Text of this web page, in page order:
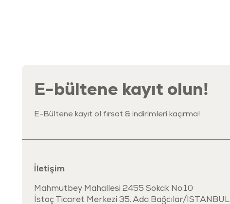
E-bültene kayıt olun!
E-Bültene kayıt ol fırsat & indirimleri kaçırma!
İletişim
Mahmutbey Mahallesi 2455 Sokak No:10
İstoç Ticaret Merkezi 35. Ada Bağcılar/İSTANBUL